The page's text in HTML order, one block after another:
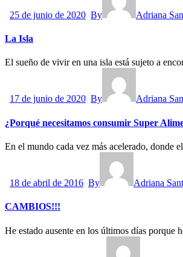
25 de junio de 2020 By Adriana
La Isla
El sueño de vivir en una isla está sujeto a
17 de junio de 2020 By Adriana
¿Porqué necesitamos consumir Super
En el mundo cada vez más acelerado, donde
18 de abril de 2016 By Adriana
CAMBIOS!!!
He estado ausente en los últimos días